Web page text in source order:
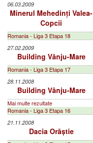
06.03.2009
Minerul Mehedinți Valea-
Copcii
Romania - Liga 3 Etapa 18
27.02.2009
Building Vânju-Mare
Romania - Liga 3 Etapa 17
28.11.2008
Building Vânju-Mare
Mai multe rezultate
Romania - Liga 3 Etapa 16
21.11.2008
Dacia Orăștie